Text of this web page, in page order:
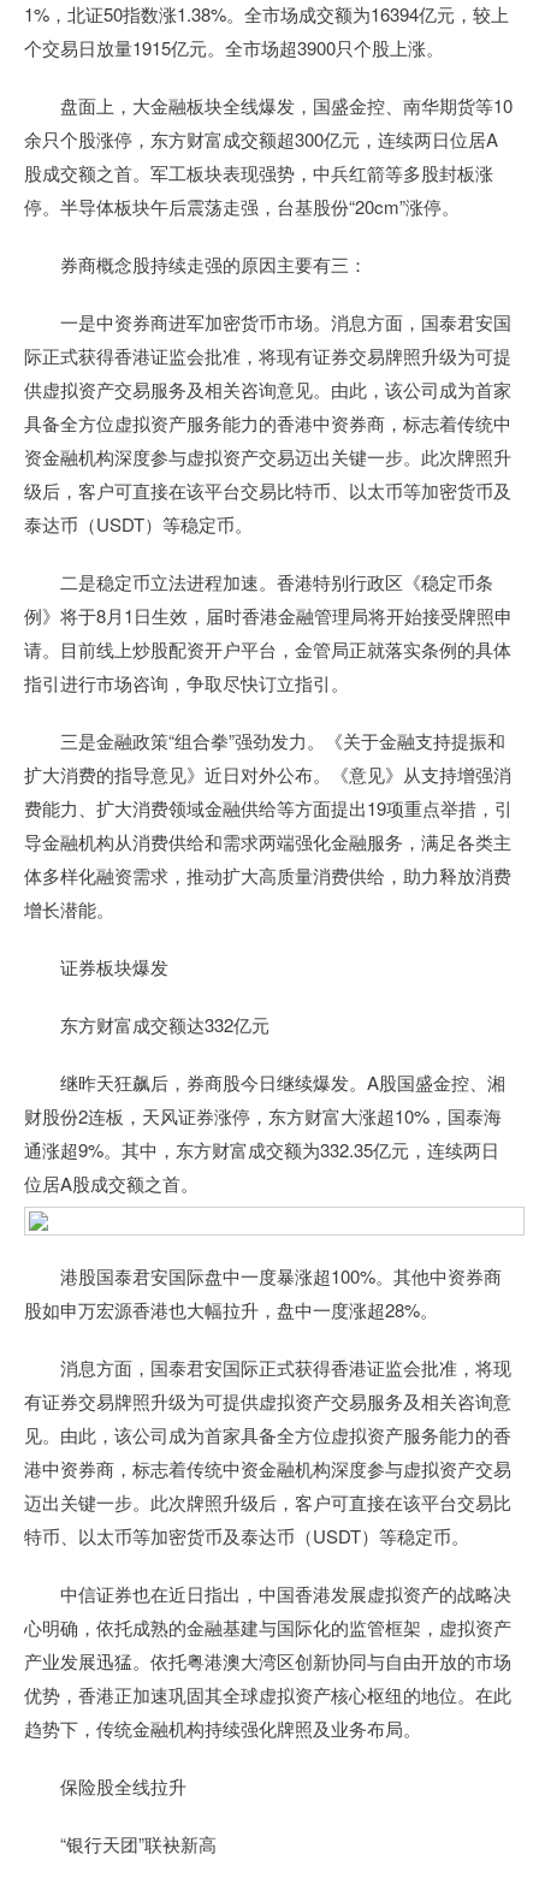
1%，北证50指数涨1.38%。全市场成交额为16394亿元，较上
个交易日放量1915亿元。全市场超3900只个股上涨。
盘面上，大金融板块全线爆发，国盛金控、南华期货等10
余只个股涨停，东方财富成交额超300亿元，连续两日位居A
股成交额之首。军工板块表现强势，中兵红箭等多股封板涨
停。半导体板块午后震荡走强，台基股份“20cm”涨停。
券商概念股持续走强的原因主要有三：
一是中资券商进军加密货币市场。消息方面，国泰君安国
际正式获得香港证监会批准，将现有证券交易牌照升级为可提
供虚拟资产交易服务及相关咨询意见。由此，该公司成为首家
具备全方位虚拟资产服务能力的香港中资券商，标志着传统中
资金融机构深度参与虚拟资产交易迈出关键一步。此次牌照升
级后，客户可直接在该平台交易比特币、以太币等加密货币及
泰达币（USDT）等稳定币。
二是稳定币立法进程加速。香港特别行政区《稳定币条
例》将于8月1日生效，届时香港金融管理局将开始接受牌照申
请。目前线上炒股配资开户平台，金管局正就落实条例的具体
指引进行市场咨询，争取尽快订立指引。
三是金融政策“组合拳”强劲发力。《关于金融支持提振和
扩大消费的指导意见》近日对外公布。《意见》从支持增强消
费能力、扩大消费领域金融供给等方面提出19项重点举措，引
导金融机构从消费供给和需求两端强化金融服务，满足各类主
体多样化融资需求，推动扩大高质量消费供给，助力释放消费
增长潜能。
证券板块爆发
东方财富成交额达332亿元
继昨天狂飙后，券商股今日继续爆发。A股国盛金控、湘
财股份2连板，天风证券涨停，东方财富大涨超10%，国泰海
通涨超9%。其中，东方财富成交额为332.35亿元，连续两日
位居A股成交额之首。
港股国泰君安国际盘中一度暴涨超100%。其他中资券商
股如申万宏源香港也大幅拉升，盘中一度涨超28%。
消息方面，国泰君安国际正式获得香港证监会批准，将现
有证券交易牌照升级为可提供虚拟资产交易服务及相关咨询意
见。由此，该公司成为首家具备全方位虚拟资产服务能力的香
港中资券商，标志着传统中资金融机构深度参与虚拟资产交易
迈出关键一步。此次牌照升级后，客户可直接在该平台交易比
特币、以太币等加密货币及泰达币（USDT）等稳定币。
中信证券也在近日指出，中国香港发展虚拟资产的战略决
心明确，依托成熟的金融基建与国际化的监管框架，虚拟资产
产业发展迅猛。依托粤港澳大湾区创新协同与自由开放的市场
优势，香港正加速巩固其全球虚拟资产核心枢纽的地位。在此
趋势下，传统金融机构持续强化牌照及业务布局。
保险股全线拉升
“银行天团”联袂新高